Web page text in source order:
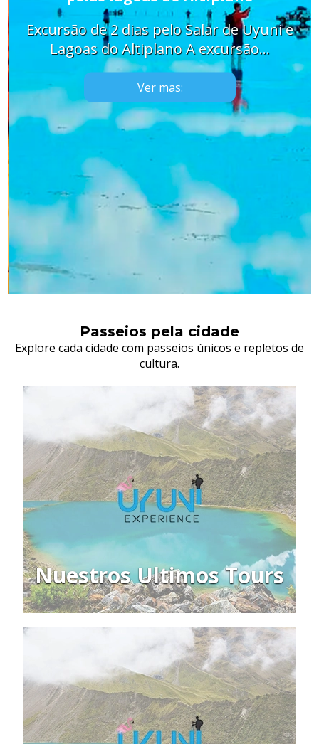
Excursão de 2 dias pelo Salar de Uyuni e
Lagoas do Altiplano A excursão…
Ver mas:
Passeios pela cidade
Explore cada cidade com passeios únicos e repletos de
cultura.
Nuestros Ultimos Tours